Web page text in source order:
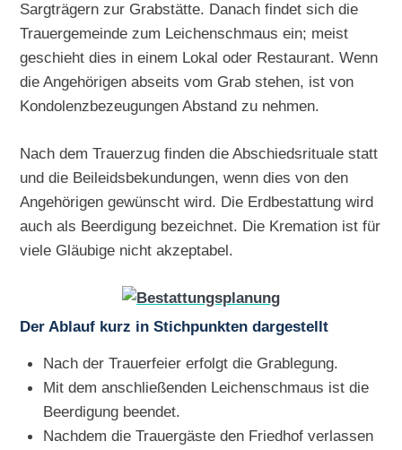
Sargträgern zur Grabstätte. Danach findet sich die
Trauergemeinde zum Leichenschmaus ein; meist
geschieht dies in einem Lokal oder Restaurant. Wenn
die Angehörigen abseits vom Grab stehen, ist von
Kondolenzbezeugungen Abstand zu nehmen.
Nach dem Trauerzug finden die Abschiedsrituale statt
und die Beileidsbekundungen, wenn dies von den
Angehörigen gewünscht wird. Die Erdbestattung wird
auch als Beerdigung bezeichnet. Die Kremation ist für
viele Gläubige nicht akzeptabel.
Der Ablauf kurz in Stichpunkten dargestellt
Nach der Trauerfeier erfolgt die Grablegung.
Mit dem anschließenden Leichenschmaus ist die
Beerdigung beendet.
Nachdem die Trauergäste den Friedhof verlassen